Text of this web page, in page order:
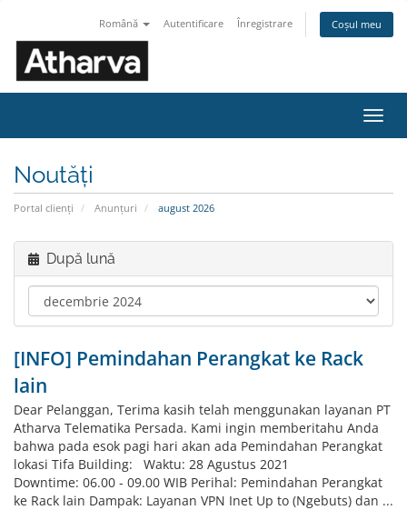
Română Autentificare Înregistrare Coșul meu
Noutăți
Portal clienți Anunțuri august 2026
După lună
[INFO] Pemindahan Perangkat ke Rack
lain
Dear Pelanggan, Terima kasih telah menggunakan layanan PT
Atharva Telematika Persada. Kami ingin memberitahu Anda
bahwa pada esok pagi hari akan ada Pemindahan Perangkat
lokasi Tifa Building: Waktu: 28 Agustus 2021
Downtime: 06.00 - 09.00 WIB Perihal: Pemindahan Perangkat
ke Rack lain Dampak: Layanan VPN Inet Up to (Ngebuts) dan ...